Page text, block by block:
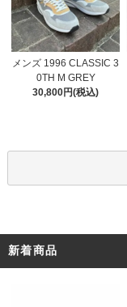
メンズ 1996 CLASSIC 3
0TH M GREY
30,800円(税込)
新着商品